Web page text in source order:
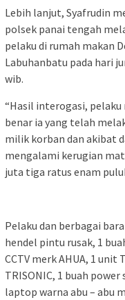
Lebih lanjut, Syafrudin
polsek panai tengah
pelaku di rumah makan
Labuhanbatu pada hari
wib.
“Hasil interogasi, pelaku
benar ia yang telah
milik korban dan akibat
mengalami kerugian
juta tiga ratus enam
Pelaku dan berbagai
hendel pintu rusak, 1
CCTV merk AHUA, 1 unit
TRISONIC, 1 buah power
laptop warna abu – abu